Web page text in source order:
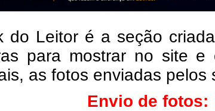
do Leitor é a seção
para mostrar no site e
as fotos enviadas pelos
Envio de fotos: